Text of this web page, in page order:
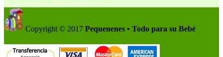
Copyright © 2017 Pequenenes • Todo para su Bebé